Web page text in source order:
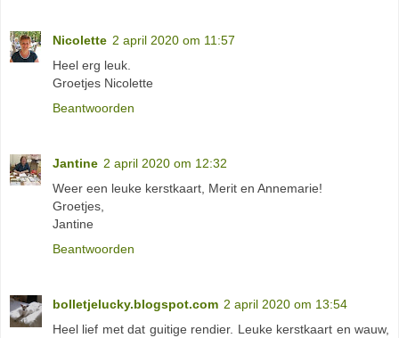
Nicolette 2 april 2020 om 11:57
Heel erg leuk.
Groetjes Nicolette
Beantwoorden
Jantine 2 april 2020 om 12:32
Weer een leuke kerstkaart, Merit en Annemarie!
Groetjes,
Jantine
Beantwoorden
bolletjelucky.blogspot.com 2 april 2020 om 13:54
Heel lief met dat guitige rendier. Leuke kerstkaart en wauw,